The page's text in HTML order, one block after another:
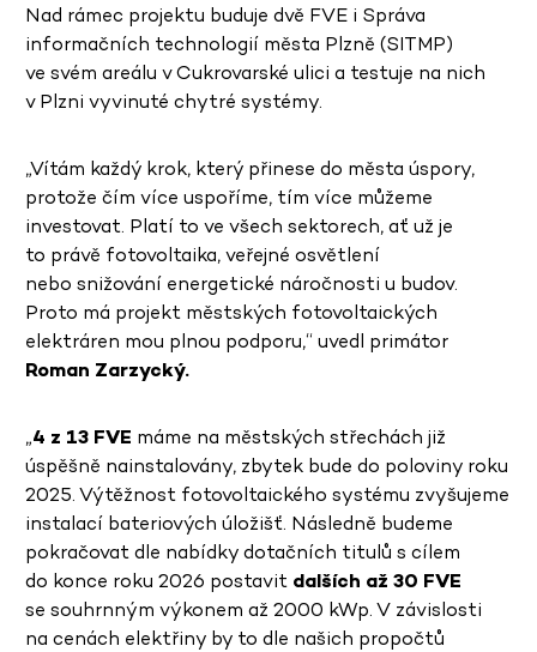
Nad rámec projektu buduje dvě FVE i Správa
informačních technologií města Plzně (SITMP)
ve svém areálu v Cukrovarské ulici a testuje na nich
v Plzni vyvinuté chytré systémy.
„Vítám každý krok, který přinese do města úspory,
protože čím více uspoříme, tím více můžeme
investovat. Platí to ve všech sektorech, ať už je
to právě fotovoltaika, veřejné osvětlení
nebo snižování energetické náročnosti u budov.
Proto má projekt městských fotovoltaických
elektráren mou plnou podporu,“ uvedl primátor
Roman Zarzycký.
„4 z 13 FVE máme na městských střechách již
úspěšně nainstalovány, zbytek bude do poloviny roku
2025. Výtěžnost fotovoltaického systému zvyšujeme
instalací bateriových úložišť. Následně budeme
pokračovat dle nabídky dotačních titulů s cílem
do konce roku 2026 postavit dalších až 30 FVE
se souhrnným výkonem až 2000 kWp. V závislosti
na cenách elektřiny by to dle našich propočtů